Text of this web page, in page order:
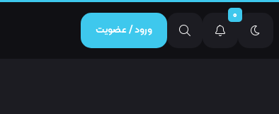
0
ورود / عضویت